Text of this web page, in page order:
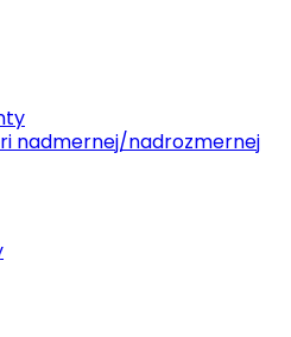
nadmernej/nadrozmernej